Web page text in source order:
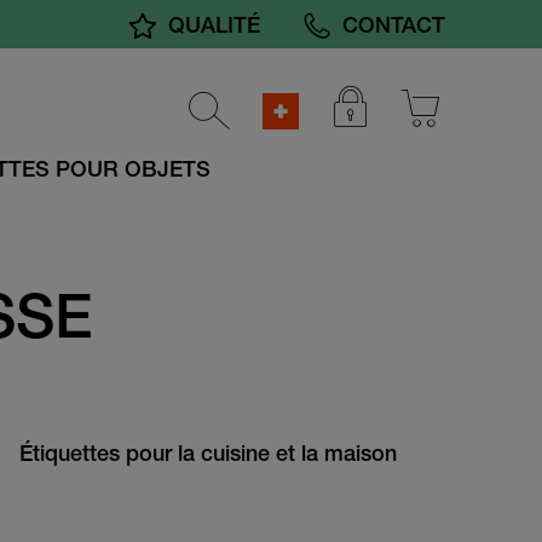
POUR OBJETS
QUALITÉ CONTACT
Étiquettes pour la cuisine et la maison